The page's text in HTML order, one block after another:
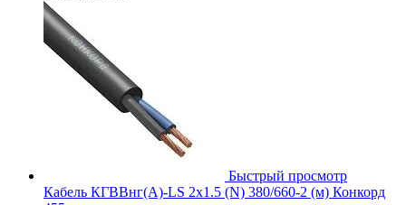
Быстрый просмотр
Кабель КГВВнг(А)-LS 2х1.5 (N) 380/660-2 (м) Конкорд